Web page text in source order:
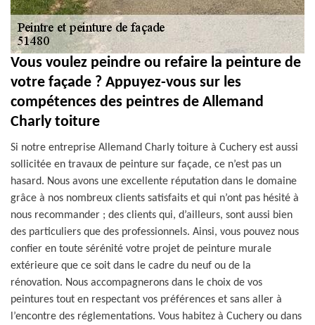
Vous voulez peindre ou refaire la peinture de
votre façade ? Appuyez-vous sur les
compétences des peintres de Allemand
Charly toiture
Si notre entreprise Allemand Charly toiture à Cuchery est aussi
sollicitée en travaux de peinture sur façade, ce n’est pas un
hasard. Nous avons une excellente réputation dans le domaine
grâce à nos nombreux clients satisfaits et qui n’ont pas hésité à
nous recommander ; des clients qui, d’ailleurs, sont aussi bien
des particuliers que des professionnels. Ainsi, vous pouvez nous
confier en toute sérénité votre projet de peinture murale
extérieure que ce soit dans le cadre du neuf ou de la
rénovation. Nous accompagnerons dans le choix de vos
peintures tout en respectant vos préférences et sans aller à
l’encontre des réglementations. Vous habitez à Cuchery ou dans